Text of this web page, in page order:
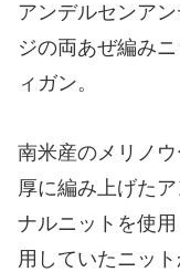
アンデルセンア
ジの両あぜ編み
ィガン。
南米産のメリノ
厚に編み上げた
ナルニットを使
用していたニッ